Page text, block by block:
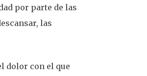
por parte de las
las
dolor con el que